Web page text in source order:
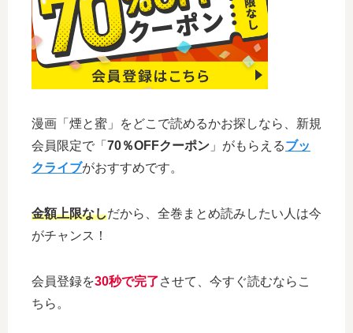
漫画「煙と蜜」をどこで読めるかお探しなら、新規
会員限定で「 70％OFFクーポン 」がもらえるブッ
クライブがおすすめです。
金額上限なしだから、全巻まとめ読みしたい人は今
がチャンス！
会員登録を30秒で完了させて、今すぐ読むならこ
ちら。